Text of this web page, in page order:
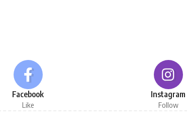
Facebook
Like
Instagram
Follow